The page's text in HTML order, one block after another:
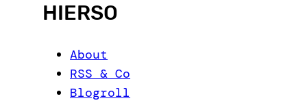
HIERSO
About
RSS & Co
Blogroll